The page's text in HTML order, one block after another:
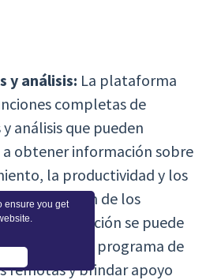
ensure you get
y análisis: La plataforma
completas de
análisis que pueden
obtener información sobre
la productividad y los
participación de los
Esta información se puede
mejorar su programa de
remotas y brindar apoyo